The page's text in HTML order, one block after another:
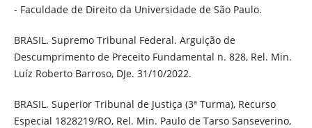
- Faculdade de Direito da Universidade de São Paulo.
BRASIL. Supremo Tribunal Federal. Arguição de
Descumprimento de Preceito Fundamental n. 828, Rel. Min.
Luíz Roberto Barroso, DJe. 31/10/2022.
BRASIL. Superior Tribunal de Justiça (3ª Turma), Recurso
Especial 1828219/RO, Rel. Min. Paulo de Tarso Sanseverino,